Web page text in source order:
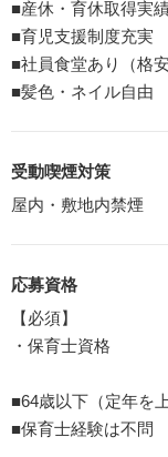
■産休・育休取得実
■育児支援制度充実
■社員食堂あり（格
■髪色・ネイル自由
受動喫煙対策
屋内・敷地内禁煙
応募資格
【必須】
・保育士資格
■64歳以下（定年を
■保育士経験は不問